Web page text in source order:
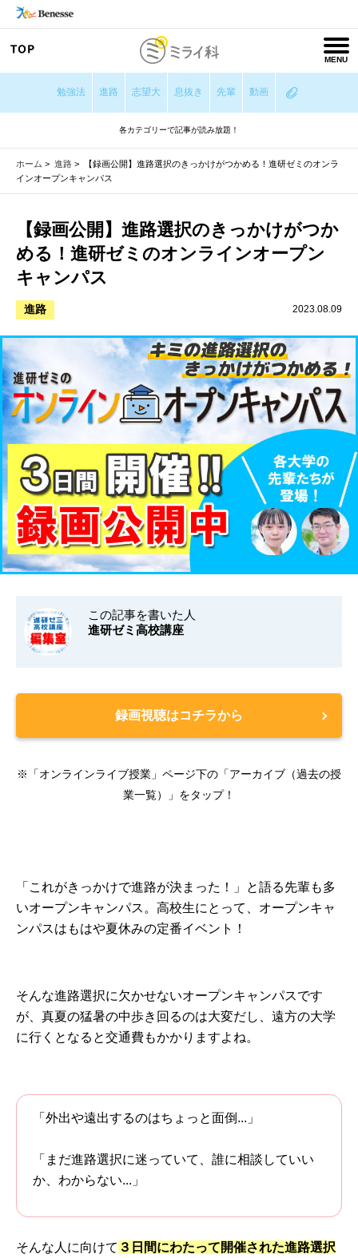
MENU
勉強法 進路 志望大 息抜き 先輩 動画
各カテゴリーで記事が読み放題！
ホーム > 進路 >
【録画公開】進路選択のきっかけがつかめる！進研ゼミのオンラ
インオープンキャンパス
【録画公開】進路選択のきっかけがつか
める！進研ゼミのオンラインオープン
キャンパス
進路 2023.08.09
この記事を書いた人
進研ゼミ高校講座
録画視聴はコチラから
※「オンラインライブ授業」ページ下の「アーカイブ（過去の授
業一覧）」をタップ！
「これがきっかけで進路が決まった！」と語る先輩も多
いオープンキャンパス。高校生にとって、オープンキャ
ンパスはもはや夏休みの定番イベント！
そんな進路選択に欠かせないオープンキャンパスです
が、真夏の猛暑の中歩き回るのは大変だし、遠方の大学
に行くとなると交通費もかかりますよね。
「外出や遠出するのはちょっと面倒...」
「まだ進路選択に迷っていて、誰に相談していい
か、わからない...」
そんな人に向けて ３日間にわたって開催された進路選択